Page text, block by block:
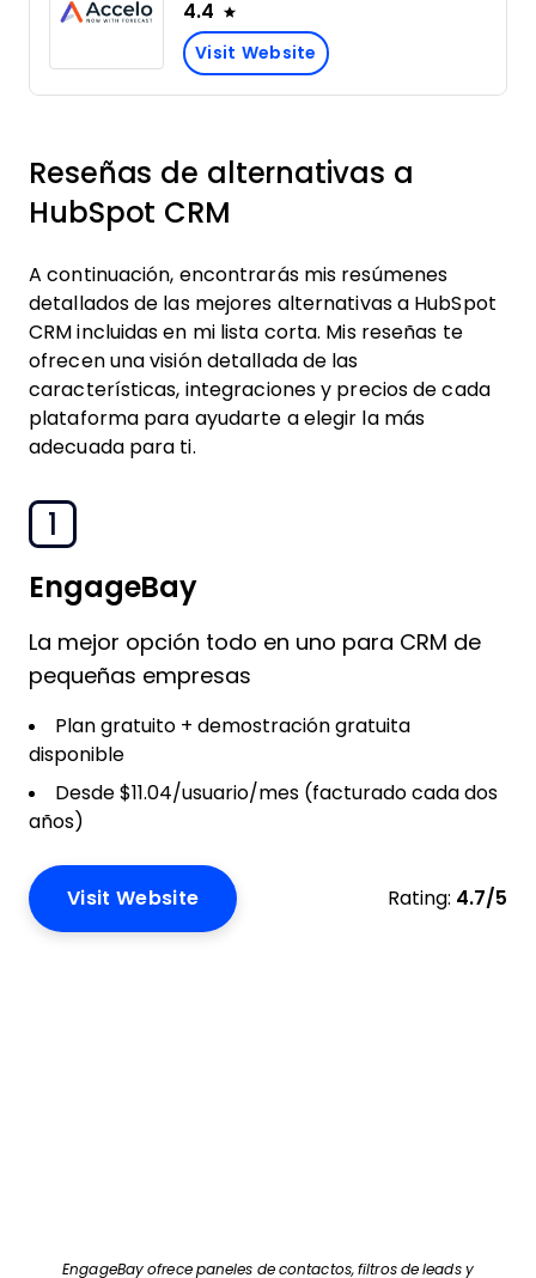
4.4
Visit Website
Reseñas de alternativas a
HubSpot CRM
A continuación, encontrarás mis resúmenes
detallados de las mejores alternativas a HubSpot
CRM incluidas en mi lista corta. Mis reseñas te
ofrecen una visión detallada de las
características, integraciones y precios de cada
plataforma para ayudarte a elegir la más
adecuada para ti.
1
EngageBay
La mejor opción todo en uno para CRM de
pequeñas empresas
Plan gratuito + demostración gratuita
disponible
Desde $11.04/usuario/mes (facturado cada dos
años)
Visit Website Rating: 4.7/5
EngageBay ofrece paneles de contactos, filtros de leads y